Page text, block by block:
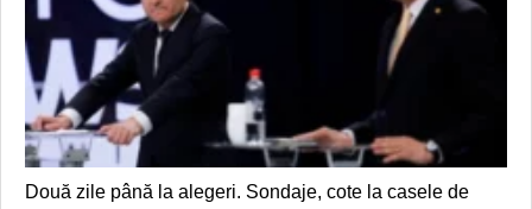
Două zile până la alegeri. Sondaje, cote la casele de